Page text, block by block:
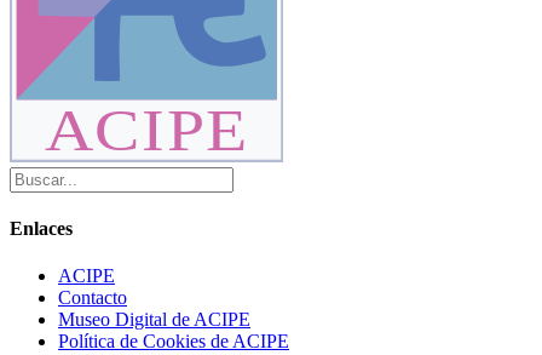
ACIPE
Enlaces
ACIPE
Contacto
Museo Digital de ACIPE
Política de Cookies de ACIPE